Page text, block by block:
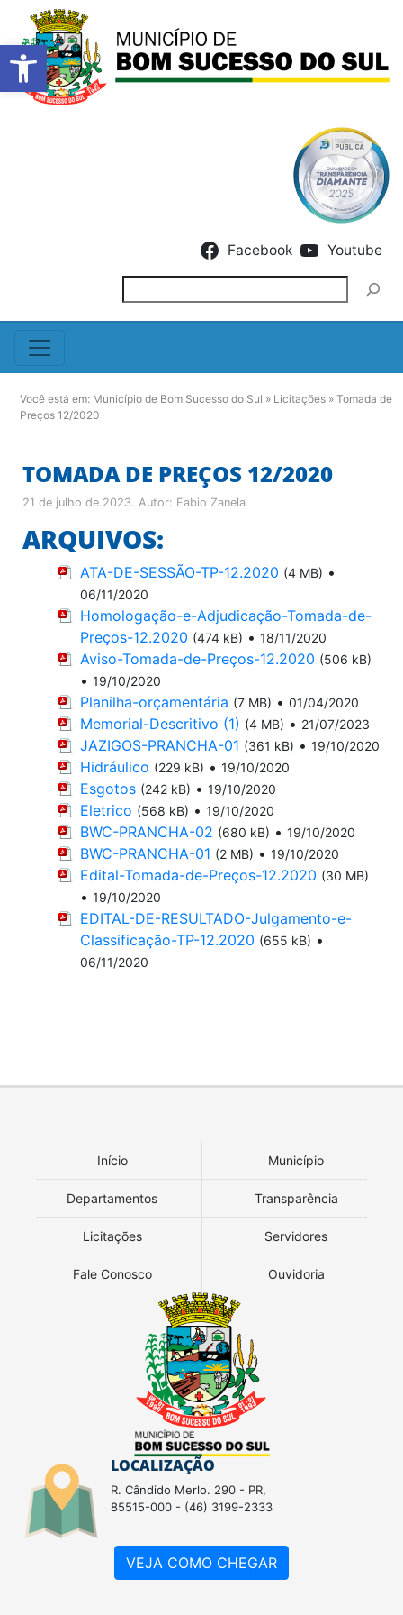
Barra de Ferramentas
Facebook Youtube
Você está em: Município de Bom Sucesso do Sul » Licitações » Tomada de
Preços 12/2020
TOMADA DE PREÇOS 12/2020
21 de julho de 2023. Autor: Fabio Zanela
ARQUIVOS:
ATA-DE-SESSÃO-TP-12.2020 (4 MB) •
06/11/2020
Homologação-e-Adjudicação-Tomada-de-
Preços-12.2020 (474 kB) • 18/11/2020
Aviso-Tomada-de-Preços-12.2020 (506 kB)
• 19/10/2020
Planilha-orçamentária (7 MB) • 01/04/2020
Memorial-Descritivo (1) (4 MB) • 21/07/2023
JAZIGOS-PRANCHA-01 (361 kB) • 19/10/2020
Hidráulico (229 kB) • 19/10/2020
Esgotos (242 kB) • 19/10/2020
Eletrico (568 kB) • 19/10/2020
BWC-PRANCHA-02 (680 kB) • 19/10/2020
BWC-PRANCHA-01 (2 MB) • 19/10/2020
Edital-Tomada-de-Preços-12.2020 (30 MB)
• 19/10/2020
EDITAL-DE-RESULTADO-Julgamento-e-
Classificação-TP-12.2020 (655 kB) •
06/11/2020
Início Município
Departamentos Transparência
Licitações Servidores
Fale Conosco Ouvidoria
LOCALIZAÇÃO
R. Cândido Merlo. 290 - PR,
85515-000 - (46) 3199-2333
VEJA COMO CHEGAR